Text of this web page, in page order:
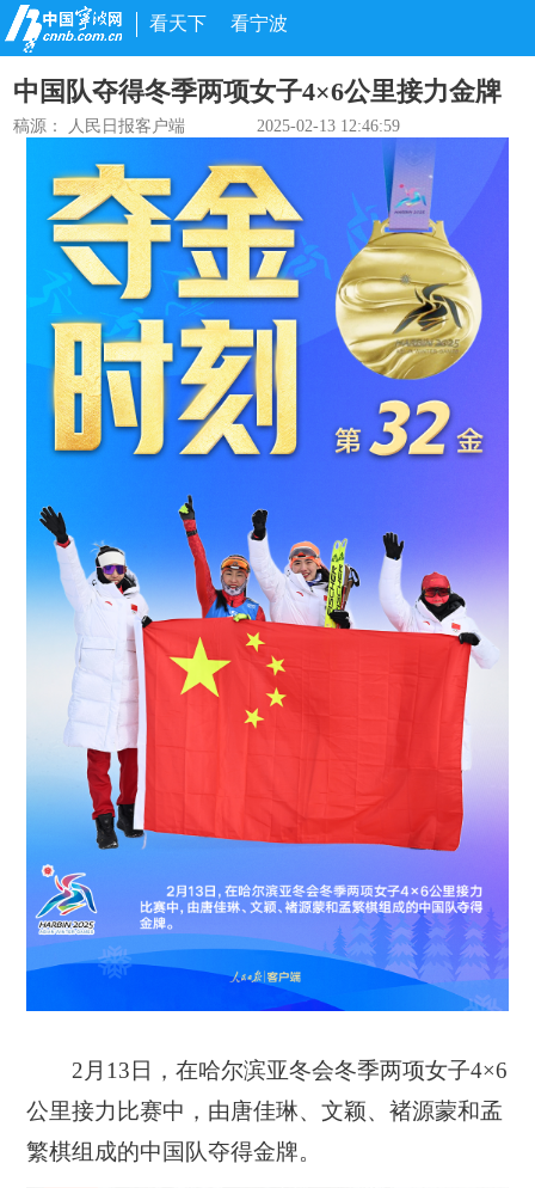
看天下 看宁波
中国队夺得冬季两项女子4×6公里接力金牌
稿源： 人民日报客户端 2025-02-13 12:46:59
2月13日，在哈尔滨亚冬会冬季两项女子4×6
公里接力比赛中，由唐佳琳、文颖、褚源蒙和孟
繁棋组成的中国队夺得金牌。